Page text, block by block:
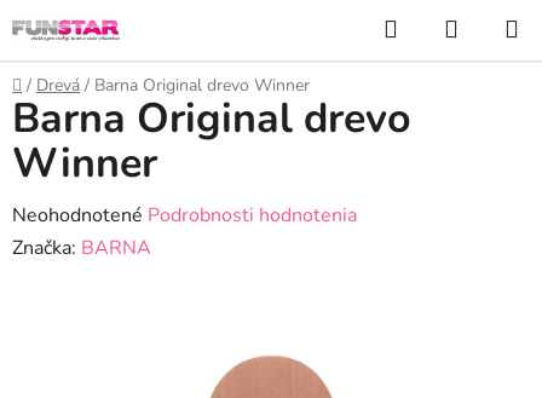
na
obsah
Hľadať
KOŠÍK
Domov
/ Drevá / Barna Original drevo Winner
Barna Original drevo
Winner
Priemerné
hodnotenie
Neohodnotené Podrobnosti hodnotenia
Značka: BARNA